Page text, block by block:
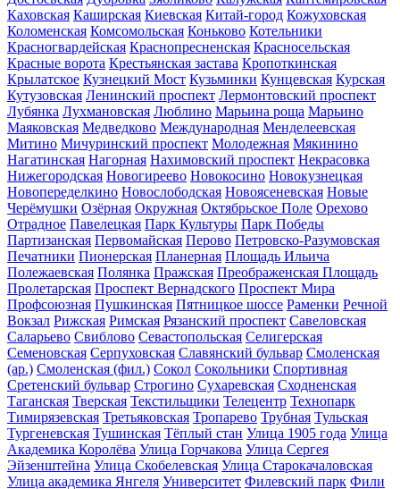
Каховская Каширская Киевская Китай-город Кожуховская
Коломенская Комсомольская Коньково Котельники
Красногвардейская Краснопресненская Красносельская
Красные ворота Крестьянская застава Кропоткинская
Крылатское Кузнецкий Мост Кузьминки Кунцевская Курская
Кутузовская Ленинский проспект Лермонтовский проспект
Лубянка Лухмановская Люблино Марьина роща Марьино
Маяковская Медведково Международная Менделеевская
Митино Мичуринский проспект Молодежная Мякинино
Нагатинская Нагорная Нахимовский проспект Некрасовка
Нижегородская Новогиреево Новокосино Новокузнецкая
Новопеределкино Новослободская Новоясеневская Новые
Черёмушки Озёрная Окружная Октябрьское Поле Орехово
Отрадное Павелецкая Парк Культуры Парк Победы
Партизанская Первомайская Перово Петровско-Разумовская
Печатники Пионерская Планерная Площадь Ильича
Полежаевская Полянка Пражская Преображенская Площадь
Пролетарская Проспект Вернадского Проспект Мира
Профсоюзная Пушкинская Пятницкое шоссе Раменки Речной
Вокзал Рижская Римская Рязанский проспект Савеловская
Саларьево Свиблово Севастопольская Селигерская
Семеновская Серпуховская Славянский бульвар Смоленская
(ар.) Смоленская (фил.) Сокол Сокольники Спортивная
Сретенский бульвар Строгино Сухаревская Сходненская
Таганская Тверская Текстильщики Телецентр Технопарк
Тимирязевская Третьяковская Тропарево Трубная Тульская
Тургеневская Тушинская Тёплый стан Улица 1905 года Улица
Академика Королёва Улица Горчакова Улица Сергея
Эйзенштейна Улица Скобелевская Улица Старокачаловская
Улица академика Янгеля Университет Филевский парк Фили